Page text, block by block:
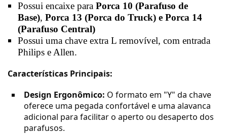
Possui encaixe para Porca 10 (Parafuso de
Base), Porca 13 (Porca do Truck) e Porca 14
(Parafuso Central)
Possui uma chave extra L removível, com entrada
Philips e Allen.
Características Principais:
Design Ergonômico: O formato em "Y" da chave
oferece uma pegada confortável e uma alavanca
adicional para facilitar o aperto ou desaperto dos
parafusos.